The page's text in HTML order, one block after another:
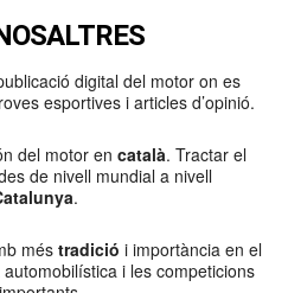
digital del motor on es
esportives i articles d’opinió.
del motor en català. Tractar el
de nivell mundial a nivell
.
més tradició i importància en el
i les competicions